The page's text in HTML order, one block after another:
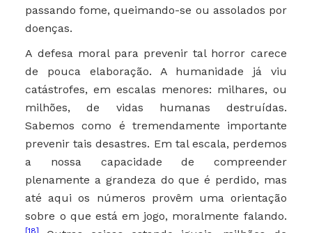
passando fome, queimando-se ou assolados por
doenças.
A defesa moral para prevenir tal horror carece
de pouca elaboração. A humanidade já viu
catástrofes, em escalas menores: milhares, ou
milhões, de vidas humanas destruídas.
Sabemos como é tremendamente importante
prevenir tais desastres. Em tal escala, perdemos
a nossa capacidade de compreender
plenamente a grandeza do que é perdido, mas
até aqui os números provêm uma orientação
sobre o que está em jogo, moralmente falando.